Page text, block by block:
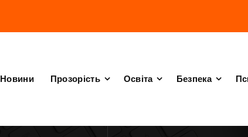
Новини Прозорість Освіта Безпека